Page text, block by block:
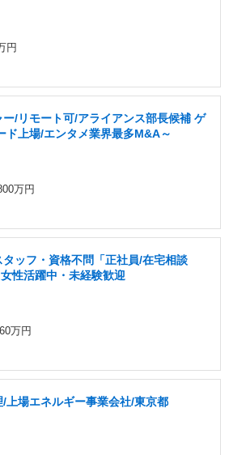
円
/リモート可/アライアンス部長候補 ゲ
ド上場/エンタメ業界最多M&A～
万円
ッフ・資格不問「正社員/在宅相談
性活躍中・未経験歓迎
万円
上場エネルギー事業会社/東京都